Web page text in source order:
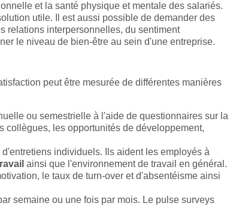
et la santé physique et mentale des salariés.
utile. Il est aussi possible de demander des
relations interpersonnelles, du sentiment
le niveau de bien-être au sein d'une entreprise.
peut être mesurée de différentes manières
ou semestrielle à l'aide de questionnaires sur la
collègues, les opportunités de développement,
individuels. Ils aident les employés à
ainsi que l'environnement de travail en général.
le taux de turn-over et d'absentéisme ainsi
semaine ou une fois par mois. Le pulse surveys